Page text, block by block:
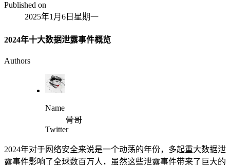
Published on
2025年1月6日星期一
2024年十大数据泄露事件概览
Authors
Name
骨哥
Twitter
2024年对于网络安全来说是一个动荡的年份，多起重大数据泄
露事件影响了全球数百万人，虽然这些泄露事件带来了巨大的